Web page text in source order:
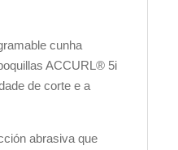
cunha
ACCURL® 5i
de corte e a
abrasiva que